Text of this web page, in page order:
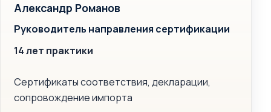
Александр Романов
Руководитель направления сертификации
14 лет практики
Сертификаты соответствия, декларации,
сопровождение импорта